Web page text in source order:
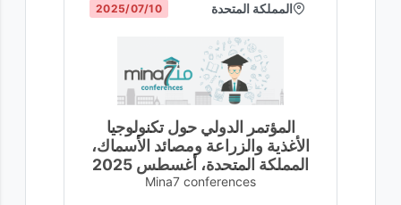
المملكة المتحدة 10‏/07‏/2025
المؤتمر الدولي حول تكنولوجيا
الأغذية والزراعة ومصائد الأسماك،
المملكة المتحدة، أغسطس 2025
Mina7 conferences